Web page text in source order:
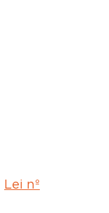
Lei nº